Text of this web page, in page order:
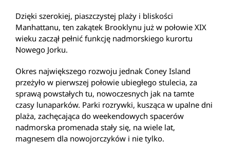
Dzięki szerokiej, piaszczystej plaży i bliskości
Manhattanu, ten zakątek Brooklynu już w połowie XIX
wieku zaczął pełnić funkcję nadmorskiego kurortu
Nowego Jorku.
Okres największego rozwoju jednak Coney Island
przeżyło w pierwszej połowie ubiegłego stulecia, za
sprawą powstałych tu, nowoczesnych jak na tamte
czasy lunaparków. Parki rozrywki, kusząca w upalne dni
plaża, zachęcająca do weekendowych spacerów
nadmorska promenada stały się, na wiele lat,
magnesem dla nowojorczyków i nie tylko.